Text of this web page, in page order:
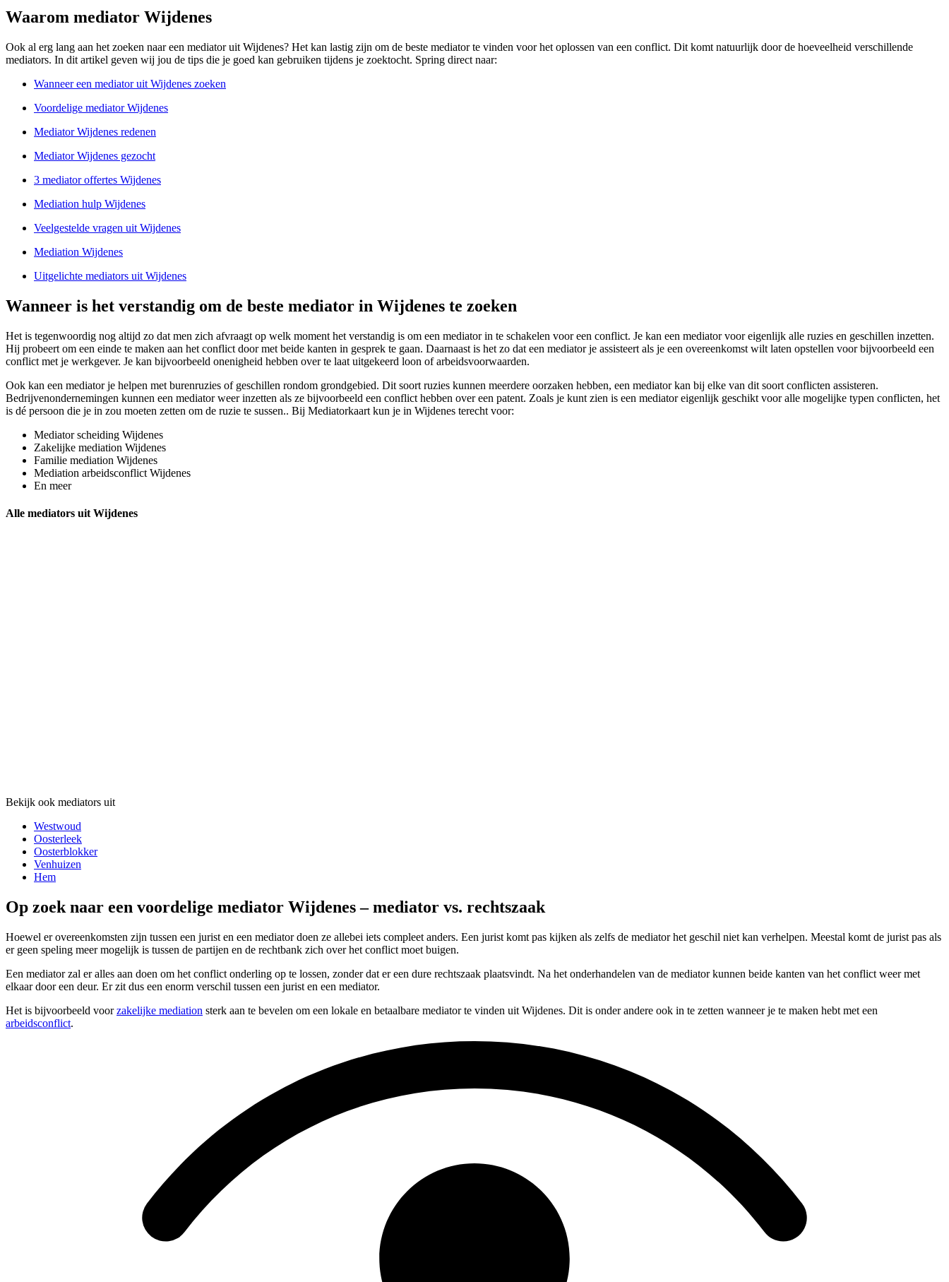
Waarom mediator Wijdenes
Ook al erg lang aan het zoeken naar een mediator uit Wijdenes? Het kan lastig zijn om de beste mediator te vinden voor het oplossen van een conflict. Dit komt natuurlijk door de hoeveelheid verschillende
mediators. In dit artikel geven wij jou de tips die je goed kan gebruiken tijdens je zoektocht. Spring direct naar:
Wanneer een mediator uit Wijdenes zoeken
Voordelige mediator Wijdenes
Mediator Wijdenes redenen
Mediator Wijdenes gezocht
3 mediator offertes Wijdenes
Mediation hulp Wijdenes
Veelgestelde vragen uit Wijdenes
Mediation Wijdenes
Uitgelichte mediators uit Wijdenes
Wanneer is het verstandig om de beste mediator in Wijdenes te zoeken
Het is tegenwoordig nog altijd zo dat men zich afvraagt op welk moment het verstandig is om een mediator in te schakelen voor een conflict. Je kan een mediator voor eigenlijk alle ruzies en geschillen inzetten.
Hij probeert om een einde te maken aan het conflict door met beide kanten in gesprek te gaan. Daarnaast is het zo dat een mediator je assisteert als je een overeenkomst wilt laten opstellen voor bijvoorbeeld een
conflict met je werkgever. Je kan bijvoorbeeld onenigheid hebben over te laat uitgekeerd loon of arbeidsvoorwaarden.
Ook kan een mediator je helpen met burenruzies of geschillen rondom grondgebied. Dit soort ruzies kunnen meerdere oorzaken hebben, een mediator kan bij elke van dit soort conflicten assisteren.
Bedrijvenondernemingen kunnen een mediator weer inzetten als ze bijvoorbeeld een conflict hebben over een patent. Zoals je kunt zien is een mediator eigenlijk geschikt voor alle mogelijke typen conflicten, het
is dé persoon die je in zou moeten zetten om de ruzie te sussen.. Bij Mediatorkaart kun je in Wijdenes terecht voor:
Mediator scheiding Wijdenes
Zakelijke mediation Wijdenes
Familie mediation Wijdenes
Mediation arbeidsconflict Wijdenes
En meer
Alle mediators uit Wijdenes
Bekijk ook mediators uit
Westwoud
Oosterleek
Oosterblokker
Venhuizen
Hem
Op zoek naar een voordelige mediator Wijdenes – mediator vs. rechtszaak
Hoewel er overeenkomsten zijn tussen een jurist en een mediator doen ze allebei iets compleet anders. Een jurist komt pas kijken als zelfs de mediator het geschil niet kan verhelpen. Meestal komt de jurist pas als
er geen speling meer mogelijk is tussen de partijen en de rechtbank zich over het conflict moet buigen.
Een mediator zal er alles aan doen om het conflict onderling op te lossen, zonder dat er een dure rechtszaak plaatsvindt. Na het onderhandelen van de mediator kunnen beide kanten van het conflict weer met
elkaar door een deur. Er zit dus een enorm verschil tussen een jurist en een mediator.
Het is bijvoorbeeld voorzakelijke mediation sterk aan te bevelen om een lokale en betaalbare mediator te vinden uit Wijdenes. Dit is onder andere ook in te zetten wanneer je te maken hebt met een
arbeidsconflict.